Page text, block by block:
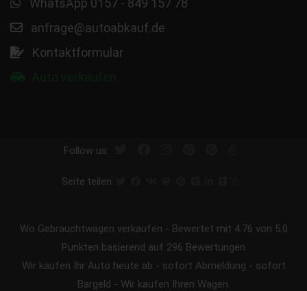
WhatsApp 0157 - 849 157 78
anfrage@autoabkauf.de
Kontaktformular
Follow us:
Seite teilen:
Wo Gebrauchtwagen verkaufen - Bewertet mit 4.76 von 5.0
Punkten basierend auf 296 Bewertungen
Wir kaufen Ihr Auto heute ab - sofort Abmeldung - sofort
Bargeld - Wir kaufen Ihren Wagen.